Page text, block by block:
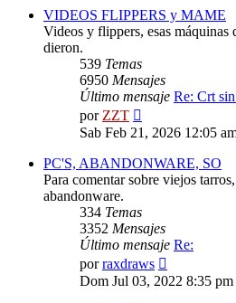
VIDEOS FLIPPERS y MAME
Videos y flippers, esas máquinas
dieron.
539 Temas
6950 Mensajes
Último mensaje Re: Crt
porZZT
último
Sab Feb 21, 2026 12:05
PC'S, ABANDONWARE, SO
Para comentar sobre viejos
abandonware.
334 Temas
3352 Mensajes
Último mensaje Re:
porraxdraws
último
Dom Jul 03, 2022 8:35 pm